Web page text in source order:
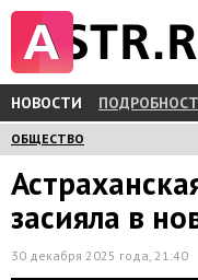
НОВОСТИ
ОБЩЕСТВО
засияла в
30 декабря 2025 года, 21:40